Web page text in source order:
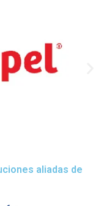
aliadas de